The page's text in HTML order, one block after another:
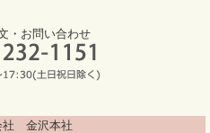
・お問い合わせ
社 金沢本社